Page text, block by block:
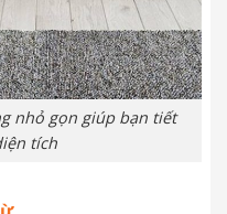
nhỏ gọn giúp bạn tiết
tích